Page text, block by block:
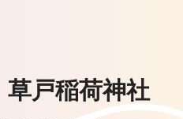
戸稲荷神社